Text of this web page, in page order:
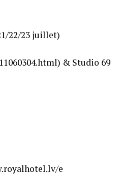
22/23 juillet)
& Studio 69
e​